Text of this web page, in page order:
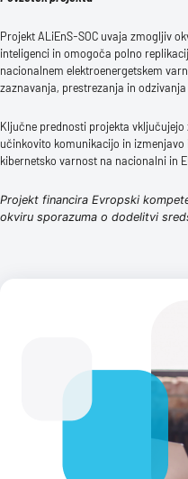
Projekt ALiEnS-SOC uvaja zmogljiv
inteligenci in omogoča polno
nacionalnem elektroenergetskem
zaznavanja, prestrezanja in
Ključne prednosti projekta
učinkovito komunikacijo in
kibernetsko varnost na nacionalni in
Projekt financira Evropski
okviru sporazuma o dodelitvi